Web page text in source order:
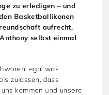
zu erledigen – und
Basketballikonen
aufrecht.
selbst einmal
egal was
zulassen, dass
kommen und unsere